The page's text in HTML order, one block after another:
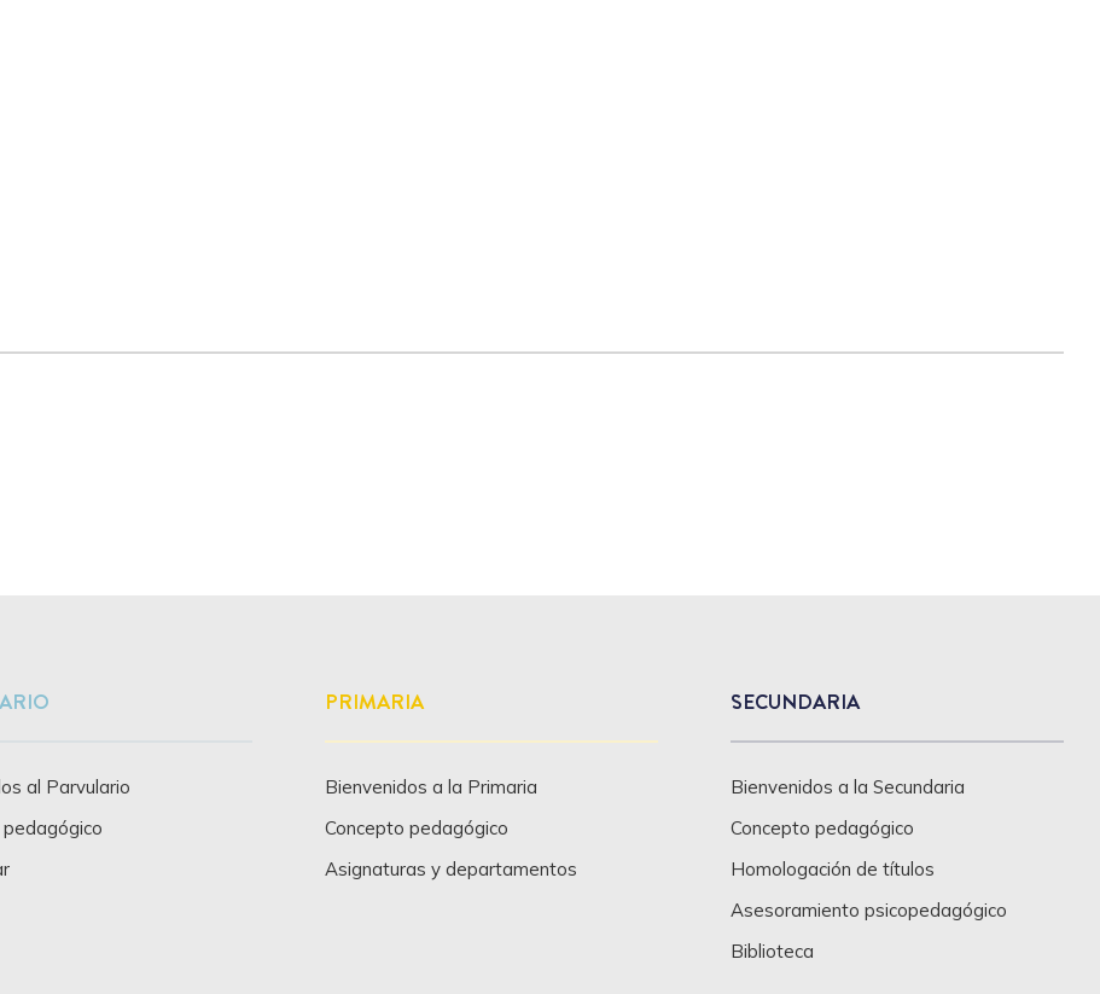
al Parvulario
PRIMARIA
Bienvenidos a la Primaria
Concepto pedagógico
Asignaturas y departamentos
SECUNDARIA
Bienvenidos a la Secundaria
Concepto pedagógico
Homologación de títulos
Asesoramiento psicopedagógico
Biblioteca